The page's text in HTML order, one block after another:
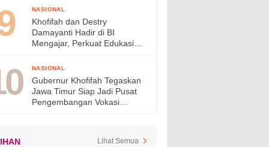
Digital Indonesia
NASIONAL
Khofifah dan Destry
Damayanti Hadir di BI
Mengajar, Perkuat Edukasi
Ketahanan Pangan SMAN
Taruna Nala Jatim
NASIONAL
Gubernur Khofifah Tegaskan
Jawa Timur Siap Jadi Pusat
Pengembangan Vokasi
Lihat Semua